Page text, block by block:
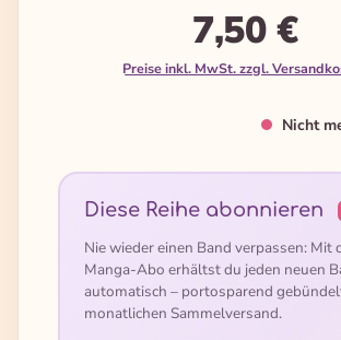
7,50 €
Preise inkl. MwSt. zzgl.
Nicht
Diese Reihe abonnieren
Nie wieder einen Band verpassen: Mit
Manga-Abo erhältst du jeden neuen
automatisch – portosparend
monatlichen Sammelversand.